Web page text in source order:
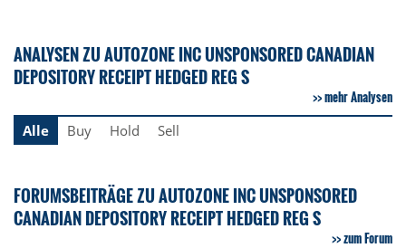
ANALYSEN ZU AUTOZONE INC UNSPONSORED CANADIAN
DEPOSITORY RECEIPT HEDGED REG S
mehr Analysen
Alle
Buy Hold Sell
FORUMSBEITRÄGE ZU AUTOZONE INC UNSPONSORED
CANADIAN DEPOSITORY RECEIPT HEDGED REG S
zum Forum